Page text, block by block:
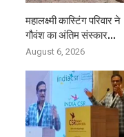
महालक्ष्मी कास्टिंग परिवार ने
गौवंश का अंतिम संस्कार...
August 6, 2026